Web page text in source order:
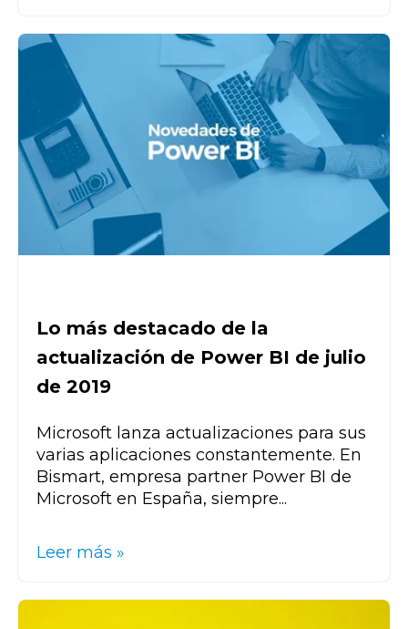
Lo más destacado de la
actualización de Power BI de julio
de 2019
Microsoft lanza actualizaciones para sus
varias aplicaciones constantemente. En
Bismart, empresa partner Power BI de
Microsoft en España, siempre...
Leer más »